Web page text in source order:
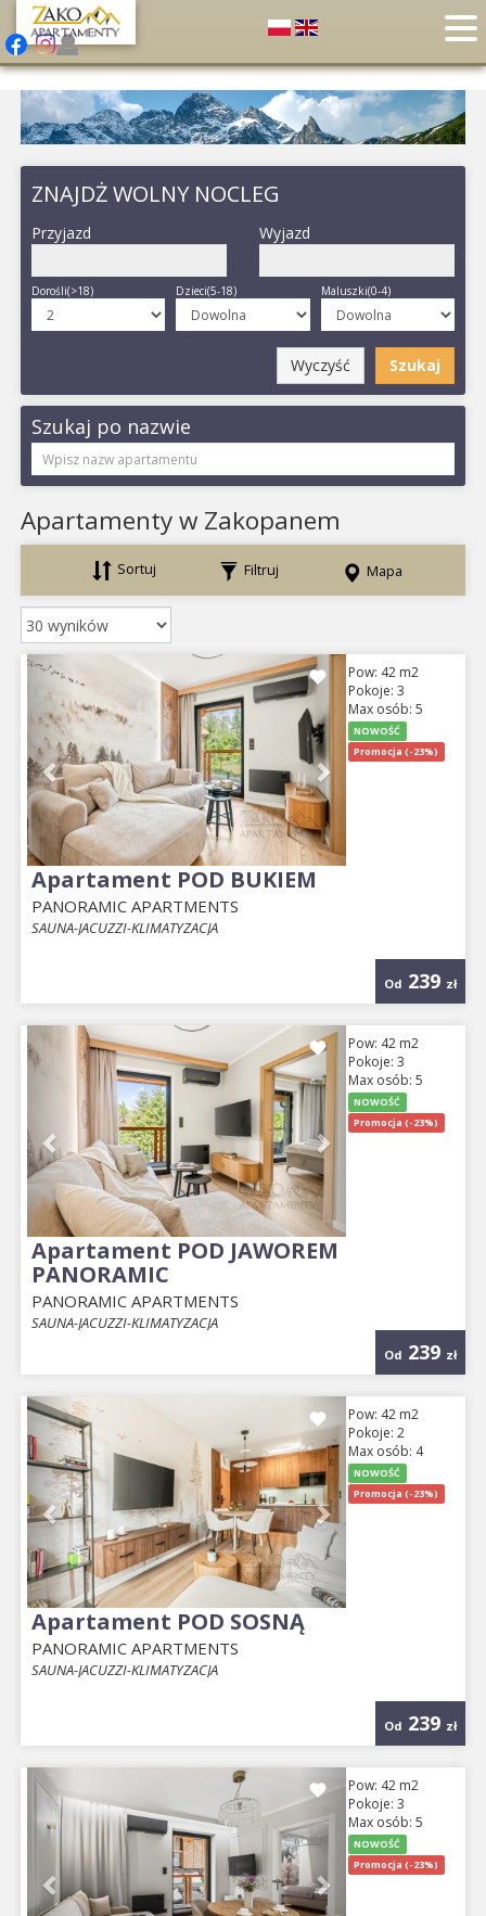
ZNAJDŻ WOLNY NOCLEG
Przyjazd Wyjazd
Dorośli(>18) Dzieci(5-18) Maluszki(0-4)
Szukaj
Wyczyść
Szukaj po nazwie
Apartamenty w Zakopanem
Sortuj Filtruj Mapa
Od 239 zł
Previous NextPow: 42 m2
Pokoje: 3
Max osób: 5
NOWOŚĆ
Promocja (-23%)
Apartament POD BUKIEM
PANORAMIC APARTMENTS
SAUNA-JACUZZI-KLIMATYZACJA
Od 239 zł
Previous NextPow: 42 m2
Pokoje: 3
Max osób: 5
NOWOŚĆ
Promocja (-23%)
Apartament POD JAWOREM
PANORAMIC
PANORAMIC APARTMENTS
SAUNA-JACUZZI-KLIMATYZACJA
Od 239 zł
Previous NextPow: 42 m2
Pokoje: 2
Max osób: 4
NOWOŚĆ
Promocja (-23%)
Apartament POD SOSNĄ
PANORAMIC APARTMENTS
SAUNA-JACUZZI-KLIMATYZACJA
Previous NextPow: 42 m2
Pokoje: 3
Max osób: 5
NOWOŚĆ
Promocja (-23%)